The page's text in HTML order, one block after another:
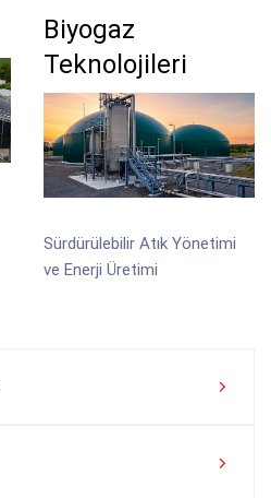
Biyogaz
Teknolojileri
Sürdürülebilir Atık Yönetimi
ve Enerji Üretimi